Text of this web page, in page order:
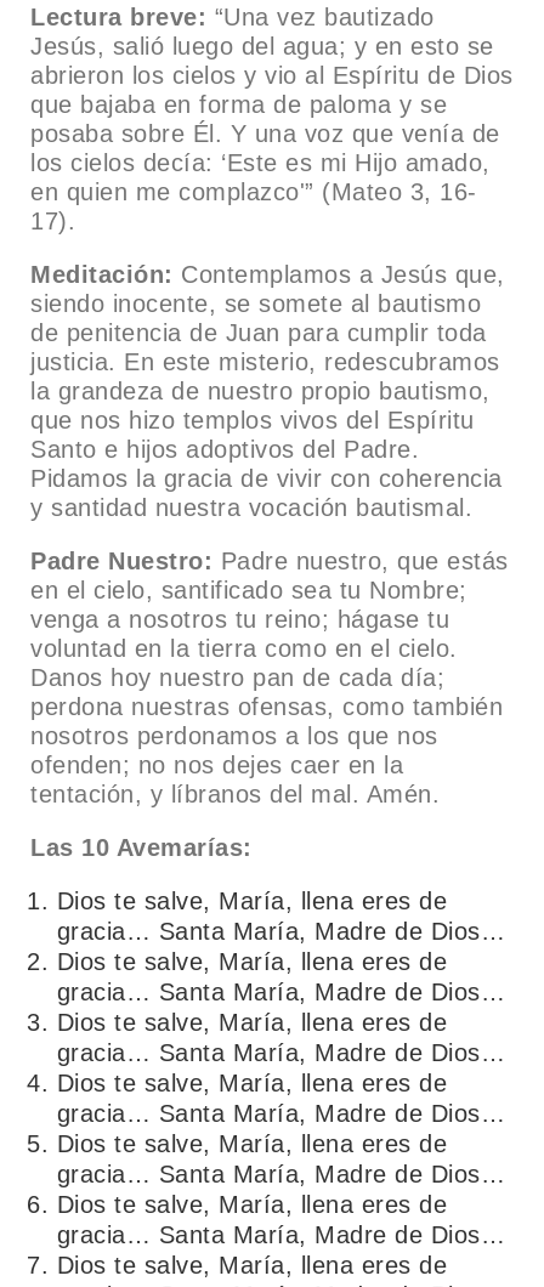
Lectura breve: “Una vez bautizado
Jesús, salió luego del agua; y en esto se
abrieron los cielos y vio al Espíritu de Dios
que bajaba en forma de paloma y se
posaba sobre Él. Y una voz que venía de
los cielos decía: ‘Este es mi Hijo amado,
en quien me complazco'” (Mateo 3, 16-
17).
Meditación: Contemplamos a Jesús que,
siendo inocente, se somete al bautismo
de penitencia de Juan para cumplir toda
justicia. En este misterio, redescubramos
la grandeza de nuestro propio bautismo,
que nos hizo templos vivos del Espíritu
Santo e hijos adoptivos del Padre.
Pidamos la gracia de vivir con coherencia
y santidad nuestra vocación bautismal.
Padre Nuestro: Padre nuestro, que estás
en el cielo, santificado sea tu Nombre;
venga a nosotros tu reino; hágase tu
voluntad en la tierra como en el cielo.
Danos hoy nuestro pan de cada día;
perdona nuestras ofensas, como también
nosotros perdonamos a los que nos
ofenden; no nos dejes caer en la
tentación, y líbranos del mal. Amén.
Las 10 Avemarías:
Dios te salve, María, llena eres de
gracia… Santa María, Madre de Dios…
Dios te salve, María, llena eres de
gracia… Santa María, Madre de Dios…
Dios te salve, María, llena eres de
gracia… Santa María, Madre de Dios…
Dios te salve, María, llena eres de
gracia… Santa María, Madre de Dios…
Dios te salve, María, llena eres de
gracia… Santa María, Madre de Dios…
Dios te salve, María, llena eres de
gracia… Santa María, Madre de Dios…
Dios te salve, María, llena eres de